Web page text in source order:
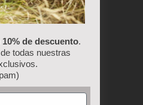
10% de descuento.
todas nuestras